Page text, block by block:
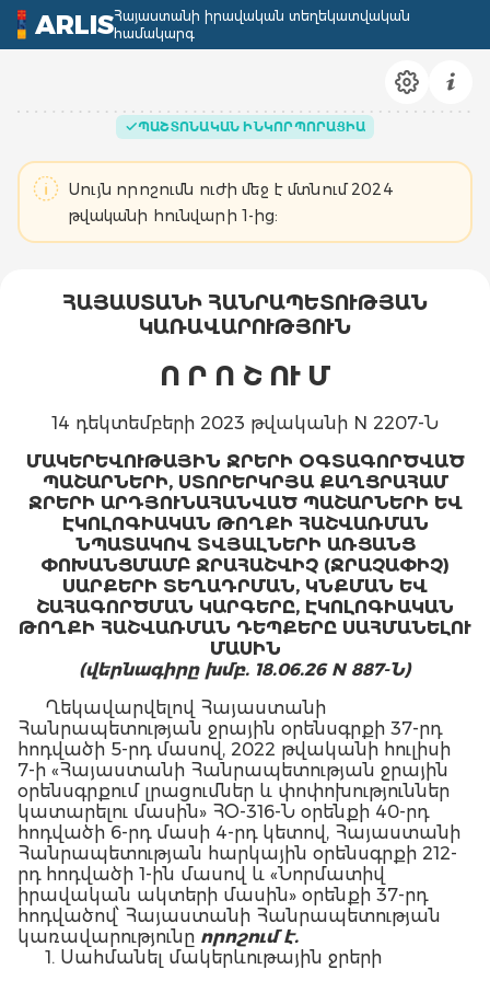
ARLISՀայաստանի իրավական տեղեկատվական
համակարգ
ՊԱՇՏՈՆԱԿԱՆ ԻՆԿՈՐՊՈՐԱՑԻԱ
Սույն որոշումն ուժի մեջ է մտնում 2024
թվականի հունվարի 1-ից:
ՀԱՅԱՍՏԱՆԻ ՀԱՆՐԱՊԵՏՈՒԹՅԱՆ
ԿԱՌԱՎԱՐՈՒԹՅՈՒՆ
Ո Ր Ո Շ ՈՒ Մ
14 դեկտեմբերի 2023 թվականի N 2207-Ն
ՄԱԿԵՐԵՎՈՒԹԱՅԻՆ ՋՐԵՐԻ ՕԳՏԱԳՈՐԾՎԱԾ
ՊԱՇԱՐՆԵՐԻ, ՍՏՈՐԵՐԿՐՅԱ ՔԱՂՑՐԱՀԱՄ
ՋՐԵՐԻ ԱՐԴՅՈՒՆԱՀԱՆՎԱԾ ՊԱՇԱՐՆԵՐԻ ԵՎ
ԷԿՈԼՈԳԻԱԿԱՆ ԹՈՂՔԻ ՀԱՇՎԱՌՄԱՆ
ՆՊԱՏԱԿՈՎ ՏՎՅԱԼՆԵՐԻ ԱՌՑԱՆՑ
ՓՈԽԱՆՑՄԱՄԲ ՋՐԱՀԱՇՎԻՉ (ՋՐԱՉԱՓԻՉ)
ՍԱՐՔԵՐԻ ՏԵՂԱԴՐՄԱՆ, ԿՆՔՄԱՆ ԵՎ
ՇԱՀԱԳՈՐԾՄԱՆ ԿԱՐԳԵՐԸ, ԷԿՈԼՈԳԻԱԿԱՆ
ԹՈՂՔԻ ՀԱՇՎԱՌՄԱՆ ԴԵՊՔԵՐԸ ՍԱՀՄԱՆԵԼՈՒ
ՄԱՍԻՆ
(վերնագիրը խմբ. 18.06.26 N 887-Ն)
Ղեկավարվելով Հայաստանի
Հանրապետության ջրային օրենսգրքի 37-րդ
հոդվածի 5-րդ մասով, 2022 թվականի հուլիսի
7-ի «Հայաստանի Հանրապետության ջրային
օրենսգրքում լրացումներ և փոփոխություններ
կատարելու մասին» ՀՕ-316-Ն օրենքի 40-րդ
հոդվածի 6-րդ մասի 4-րդ կետով, Հայաստանի
Հանրապետության հարկային օրենսգրքի 212-
րդ հոդվածի 1-ին մասով և «Նորմատիվ
իրավական ակտերի մասին» օրենքի 37-րդ
հոդվածով՝ Հայաստանի Հանրապետության
կառավարությունը որոշում է.
1. Սահմանել մակերևութային ջրերի